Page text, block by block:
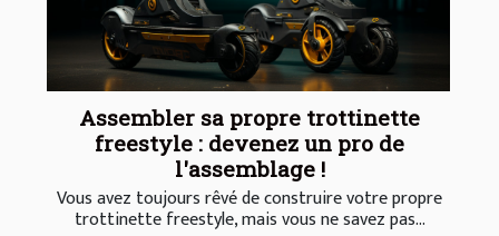
Assembler sa propre trottinette
freestyle : devenez un pro de
l'assemblage !
Vous avez toujours rêvé de construire votre propre
trottinette freestyle, mais vous ne savez pas...